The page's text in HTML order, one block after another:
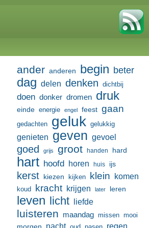
ander anderen begin beter
dag delen denken dichtbij
doen donker dromen druk
einde energie engel feest gaan
gedachten geluk gelukkig
genieten geven gevoel
goed grijs groot handen hard
hart hoofd horen huis ijs
kerst kiezen kijken klein komen
koud kracht krijgen later leren
leven licht liefde
luisteren maandag missen mooi
nacht regen